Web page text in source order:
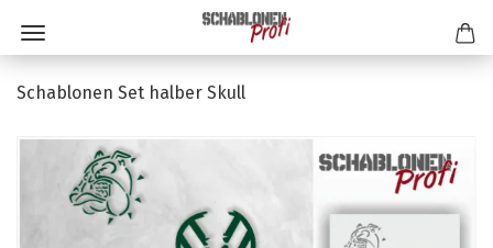
Schablonen Set halber Skull